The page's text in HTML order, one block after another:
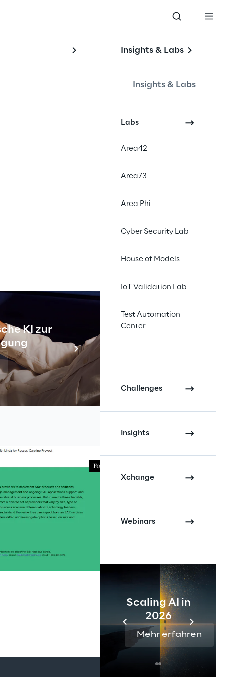
KI zur
Insights & Labs
Insights & Labs
Labs
Area42
Area73
Area Phi
Cyber Security Lab
House of Models
IoT Validation Lab
Test Automation
Center
Challenges
Insights
Xchange
Webinars
Scaling AI in
2026
Mehr erfahren